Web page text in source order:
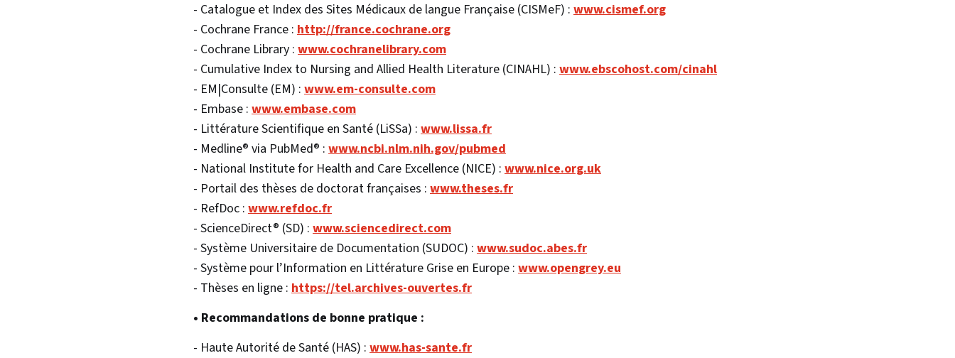
- Catalogue et Index des Sites Médicaux de langue Française (CISMeF) : www.cismef.org
- Cochrane France : http://france.cochrane.org
- Cochrane Library : www.cochranelibrary.com
- Cumulative Index to Nursing and Allied Health Literature (CINAHL) : www.ebscohost.com/cinahl
- EM|Consulte (EM) : www.em-consulte.com
- Embase : www.embase.com
- Littérature Scientifique en Santé (LiSSa) : www.lissa.fr
- Medline® via PubMed® : www.ncbi.nlm.nih.gov/pubmed
- National Institute for Health and Care Excellence (NICE) : www.nice.org.uk
- Portail des thèses de doctorat françaises : www.theses.fr
- RefDoc : www.refdoc.fr
- ScienceDirect® (SD) : www.sciencedirect.com
- Système Universitaire de Documentation (SUDOC) : www.sudoc.abes.fr
- Système pour l’Information en Littérature Grise en Europe : www.opengrey.eu
- Thèses en ligne : https://tel.archives-ouvertes.fr
• Recommandations de bonne pratique :
- Haute Autorité de Santé (HAS) : www.has-sante.fr